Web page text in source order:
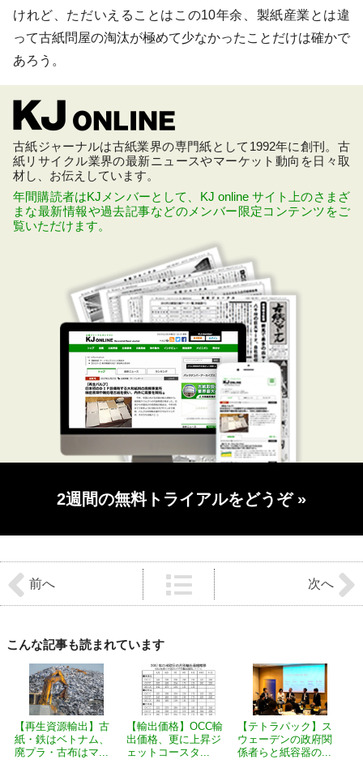
けれど、ただいえることはこの10年余、製紙産業とは違
って古紙問屋の淘汰が極めて少なかったことだけは確かで
あろう。
古紙ジャーナルは古紙業界の専門紙として1992年に創刊。古
紙リサイクル業界の最新ニュースやマーケット動向を日々取
材し、お伝えしています。
年間購読者はKJメンバーとして、KJ online サイト上のさまざ
まな最新情報や過去記事などのメンバー限定コンテンツをご
覧いただけます。
2週間の無料トライアルをどうぞ »
後
の
記
の
前へ 次へ
こんな記事も読まれています
【再生資源輸出】古
紙・鉄はベトナム、
廃プラ・古布はマ...
【輸出価格】OCC輸
出価格、更に上昇ジ
ェットコースタ...
【テトラパック】ス
ウェーデンの政府関
係者らと紙容器の...